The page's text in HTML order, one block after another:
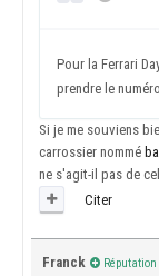
Pour la Ferrari
prendre le
Si je me souviens
carrossier nommé
ne s'agit-il pas de
Citer
Franck